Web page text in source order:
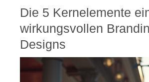
Die 5 Kernelemente
wirkungsvollen
Designs